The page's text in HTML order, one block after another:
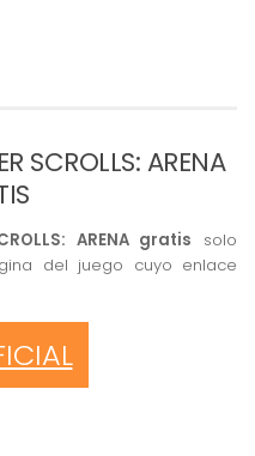
SCROLLS: ARENA
ARENA gratis solo
del juego cuyo enlace